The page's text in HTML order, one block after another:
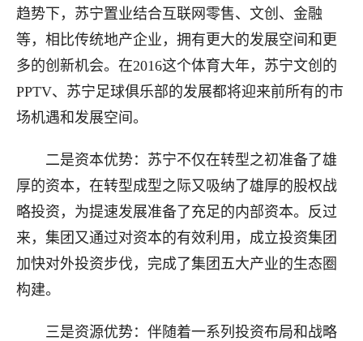
趋势下，苏宁置业结合互联网零售、文创、金融
等，相比传统地产企业，拥有更大的发展空间和更
多的创新机会。在2016这个体育大年，苏宁文创的
PPTV、苏宁足球俱乐部的发展都将迎来前所有的市
场机遇和发展空间。
二是资本优势：苏宁不仅在转型之初准备了雄
厚的资本，在转型成型之际又吸纳了雄厚的股权战
略投资，为提速发展准备了充足的内部资本。反过
来，集团又通过对资本的有效利用，成立投资集团
加快对外投资步伐，完成了集团五大产业的生态圈
构建。
三是资源优势：伴随着一系列投资布局和战略